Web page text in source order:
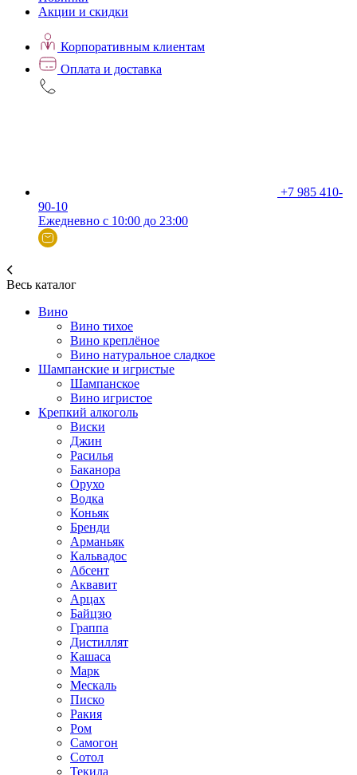
Акции и скидки
Корпоративным клиентам
Оплата и доставка
+7 985 410-
90-10
Ежедневно с 10:00 до 23:00
Весь каталог
Вино
Вино тихое
Вино креплёное
Вино натуральное сладкое
Шампанские и игристые
Шампанское
Вино игристое
Крепкий алкоголь
Виски
Джин
Расилья
Баканора
Орухо
Водка
Коньяк
Бренди
Арманьяк
Кальвадос
Абсент
Аквавит
Арцах
Байцзю
Граппа
Дистиллят
Кашаса
Марк
Мескаль
Писко
Ракия
Ром
Самогон
Сотол
Текила